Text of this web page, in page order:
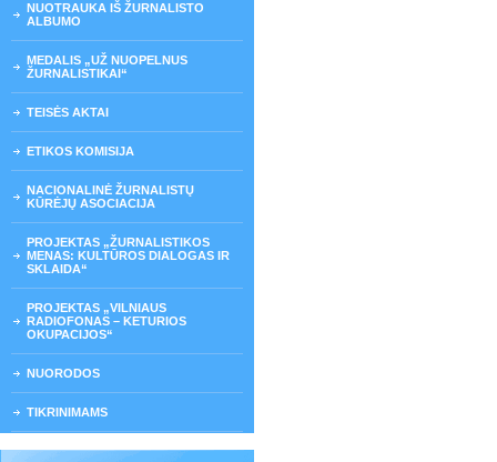
NUOTRAUKA IŠ ŽURNALISTO
ALBUMO
MEDALIS „UŽ NUOPELNUS
ŽURNALISTIKAI“
TEISĖS AKTAI
ETIKOS KOMISIJA
NACIONALINĖ ŽURNALISTŲ
KŪRĖJŲ ASOCIACIJA
PROJEKTAS „ŽURNALISTIKOS
MENAS: KULTŪROS DIALOGAS IR
SKLAIDA“
PROJEKTAS „VILNIAUS
RADIOFONAS – KETURIOS
OKUPACIJOS“
NUORODOS
TIKRINIMAMS